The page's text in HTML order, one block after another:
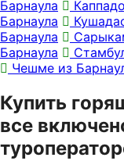
Барнаула
Барнаула
Барнаула
Барнаула
Чешме из
Купить
все